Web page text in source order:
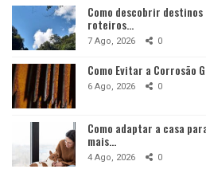
Como descobrir
roteiros…
7 Ago, 2026 0
Como Evitar a Corrosão
6 Ago, 2026 0
Como adaptar a casa
mais…
4 Ago, 2026 0